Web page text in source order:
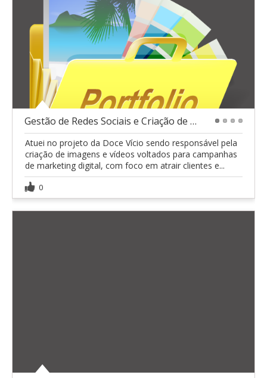
Gestão de Redes Sociais e Criação de Conteúdo
Atuei no projeto da Doce Vício sendo responsável pela
criação de imagens e vídeos voltados para campanhas
de marketing digital, com foco em atrair clientes e...
0